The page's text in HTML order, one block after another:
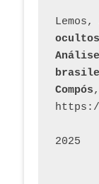
Compós
https://
2025